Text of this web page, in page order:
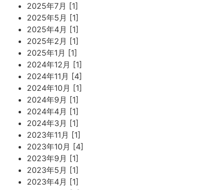
2025年7月 [1]
2025年5月 [1]
2025年4月 [1]
2025年2月 [1]
2025年1月 [1]
2024年12月 [1]
2024年11月 [4]
2024年10月 [1]
2024年9月 [1]
2024年4月 [1]
2024年3月 [1]
2023年11月 [1]
2023年10月 [4]
2023年9月 [1]
2023年5月 [1]
2023年4月 [1]